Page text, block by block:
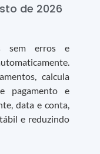
de 2026
sem erros e
calcula
pagamento e
data e conta,
e reduzindo